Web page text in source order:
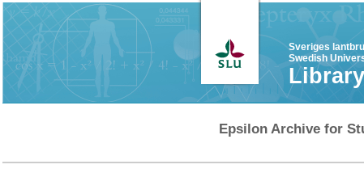
Sveriges
Swedish
Library
Epsilon Archive for